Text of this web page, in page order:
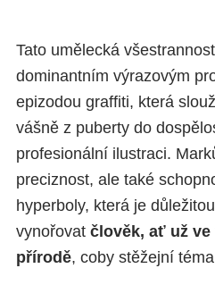
Tato umělecká
dominantním výrazovým
epizodou graffiti, která
vášně z puberty do
profesionální ilustraci.
preciznost, ale také
hyperboly, která je
vynořovat člověk, ať už
přírodě, coby stěžejní